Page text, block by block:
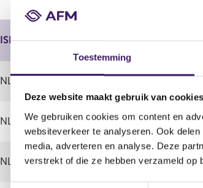
Toestemming
Deze website maakt gebruik van cookies
We gebruiken cookies om content en
websiteverkeer te analyseren. Ook
media, adverteren en analyse. Deze
verstrekt of die ze hebben verzameld op
ISIN
NL0011585146
NL0011585146 Vervreemding
NL0011585146 Vervreemding